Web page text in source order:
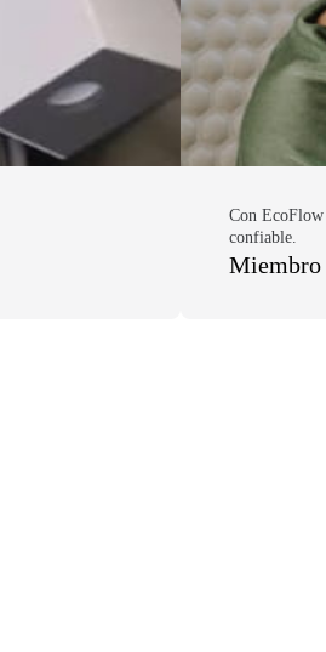
Con EcoFlow
confiable.
Miembro